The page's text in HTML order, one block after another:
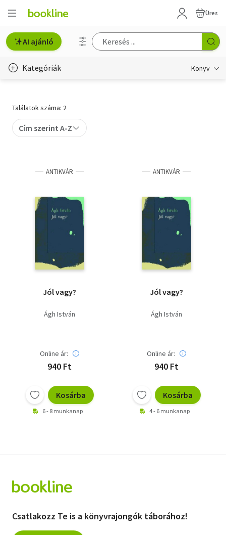
Üres
AI ajánló
Kategóriák Könyv
Gyermek- és ifjúsági
Művészet
Szótár, nyelvkönyv
Tankönyv, segédkönyv
Társadalomtudomány
Természettudomány
Találatok száma: 2
Cím szerint A-Z
ANTIKVÁR
Jól vagy?
Ágh István
Online ár:
940 Ft
Kosárba
6 - 8 munkanap
ANTIKVÁR
Jól vagy?
Ágh István
Online ár:
940 Ft
Kosárba
4 - 6 munkanap
Csatlakozz Te is a könyvrajongók táborához!